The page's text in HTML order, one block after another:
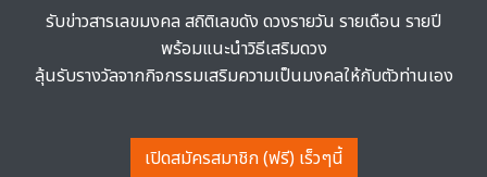
รับข่าวสารเลขมงคล สถิติเลขดัง ดวงรายวัน รายเดือน รายปี
พร้อมแนะนำวิธีเสริมดวง
ลุ้นรับรางวัลจากกิจกรรมเสริมความเป็นมงคลให้กับตัวท่านเอง
เปิดสมัครสมาชิก (ฟรี) เร็วๆนี้